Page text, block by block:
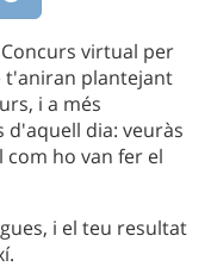
virtual per
t'aniran plantejant
i a més
dia: veuràs
ho van fer el
i el teu resultat